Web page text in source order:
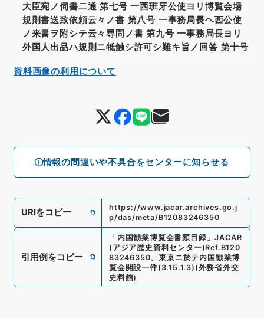
情報の間違いや不具合をセンターに知らせる
大臣宛ノ伺書二通 第七号 一西班牙公使ヨリ博覧会場
規則書送致依頼云々ノ書 第八号 一事務局長ヘ西公使
ノ来書ヲ附シテ云々尋問ノ書 第九号 一事務局長ヨリ
外国人出品ハ規則ニ牴触シ許可シ難キ旨ノ回答 第十号
URIをコピー
https://www.jacar.archives.go.j
p/das/meta/B12083246350
引用例をコピー
「内国勧業博覧会書類目録 」JACAR
(アジア歴史資料センター)Ref. B120
83246350、東京ニ於テ内国勧業博
覧会開設一件(3.15.1.3) (外務省外交
史料館)
資料画像の利用について